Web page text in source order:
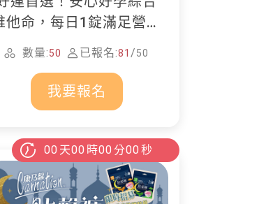
他命，每日1錠滿足營養
所需
數量:50 已報名:81 /50
我要報名
00 天00 時00 分00 秒